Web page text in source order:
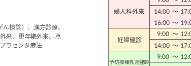
検診）、漢方診療、
来、更年期外来、点
ラセンタ療法